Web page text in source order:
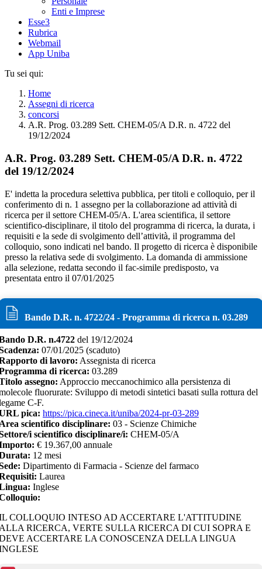
Enti e Imprese
Esse3
Rubrica
Webmail
App Uniba
Tu sei qui:
Home
Assegni di ricerca
concorsi
A.R. Prog. 03.289 Sett. CHEM-05/A D.R. n. 4722 del
19/12/2024
A.R. Prog. 03.289 Sett. CHEM-05/A D.R. n. 4722
del 19/12/2024
E' indetta la procedura selettiva pubblica, per titoli e colloquio, per il
conferimento di n. 1 assegno per la collaborazione ad attività di
ricerca per il settore CHEM-05/A. L'area scientifica, il settore
scientifico-disciplinare, il titolo del programma di ricerca, la durata, i
requisiti e la sede di svolgimento dell’attività, il programma del
colloquio, sono indicati nel bando. Il progetto di ricerca è disponibile
presso la relativa sede di svolgimento. La domanda di ammissione
alla selezione, redatta secondo il fac-simile predisposto, va
presentata entro il 07/01/2025
Bando D.R. n. 4722/24 - Programma di ricerca n. 03.289
D.R. n.4722 del 19/12/2024
07/01/2025 (scaduto)
di lavoro: Assegnista di ricerca
di ricerca: 03.289
assegno: Approccio meccanochimico alla persistenza di
fluorurate: Sviluppo di metodi sintetici basati sulla rottura del
C-F.
pica: https://pica.cineca.it/uniba/2024-pr-03-289
scientifico disciplinare: 03 - Scienze Chimiche
i scientifico disciplinare/i: CHEM-05/A
€ 19.367,00 annuale
12 mesi
Dipartimento di Farmacia - Scienze del farmaco
Laurea
Inglese
COLLOQUIO INTESO AD ACCERTARE L'ATTITUDINE
RICERCA, VERTE SULLA RICERCA DI CUI SOPRA E
ACCERTARE LA CONOSCENZA DELLA LINGUA